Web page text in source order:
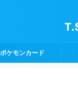
ポケモンカード